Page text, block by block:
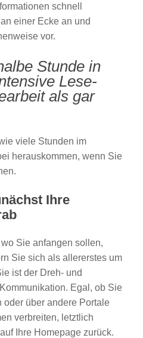
schnell
einer Ecke an und
vor.
Stunde in
Lese-
als gar
viele Stunden im
herauskommen, wenn Sie
Ihre
Sie anfangen sollen,
Sie sich als allererstes um
ist der Dreh- und
Egal, ob Sie
oder über andere Portale
verbreiten, letztlich
Ihre Homepage zurück.